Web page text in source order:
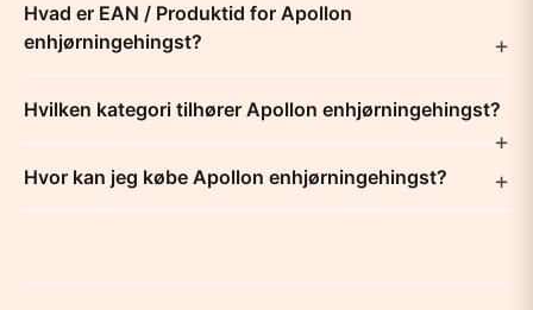
Hvad er EAN / Produktid for Apollon
enhjørningehingst?
Hvilken kategori tilhører Apollon enhjørningehingst?
Hvor kan jeg købe Apollon enhjørningehingst?